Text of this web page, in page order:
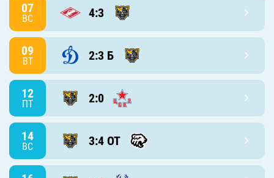
07
ВС 4:3
09
ВТ 2:3 Б
12
ПТ 2:0
14
ВС 3:4 ОТ